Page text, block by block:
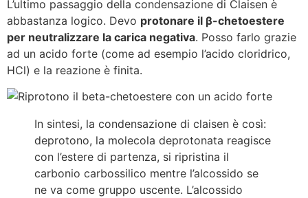
L’ultimo passaggio della condensazione di Claisen è
abbastanza logico. Devo protonare il β-chetoestere
per neutralizzare la carica negativa. Posso farlo grazie
ad un acido forte (come ad esempio l’acido cloridrico,
HCl) e la reazione è finita.
In sintesi, la condensazione di claisen è così:
deprotono, la molecola deprotonata reagisce
con l’estere di partenza, si ripristina il
carbonio carbossilico mentre l’alcossido se
ne va come gruppo uscente. L’alcossido